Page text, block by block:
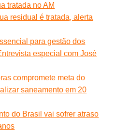
tratada no AM
residual é tratada, alerta
para gestão dos
especial com José
compromete meta do
saneamento em 20
do Brasil vai sofrer atraso